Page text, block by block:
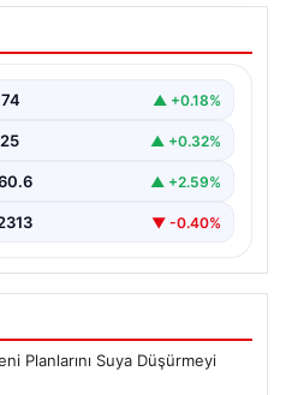
İle Dijital
Ve Chat
güvenli bir şekilde
▲ +0.18%
▲ +0.32%
▲ +2.59%
▼ -0.40%
Planlarını Suya Düşürmeyi